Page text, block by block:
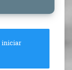
iniciar